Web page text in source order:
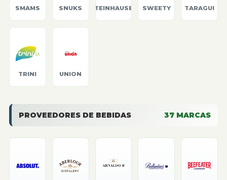
SMAMS SNUKS STEINHAUSER SWEETY TARAGUI
TRINI UNION
PROVEEDORES DE BEBIDAS 37 MARCAS